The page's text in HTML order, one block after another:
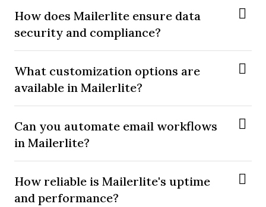
How does Mailerlite ensure data
security and compliance?
What customization options are
available in Mailerlite?
Can you automate email workflows
in Mailerlite?
How reliable is Mailerlite's uptime
and performance?